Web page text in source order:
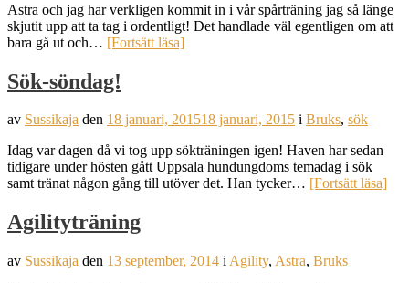
Astra och jag har verkligen kommit in i vår spårträning jag så länge
skjutit upp att ta tag i ordentligt! Det handlade väl egentligen om att
bara gå ut och… [Fortsätt läsa]
Sök-söndag!
av Sussikaja den 18 januari, 201518 januari, 2015 i Bruks, sök
Idag var dagen då vi tog upp sökträningen igen! Haven har sedan
tidigare under hösten gått Uppsala hundungdoms temadag i sök
samt tränat någon gång till utöver det. Han tycker… [Fortsätt läsa]
Agilityträning
av Sussikaja den 13 september, 2014 i Agility, Astra, Bruks